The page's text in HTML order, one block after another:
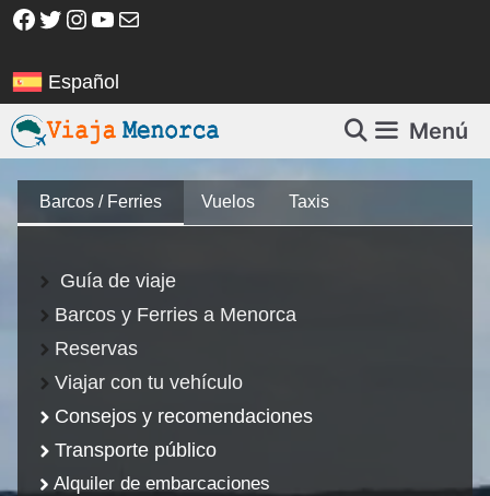
Saltar
Facebook
Twitter
Instagram
YouTube
Correo electrónico
Español
Menú
Barcos / Ferries Vuelos Taxis
Guía de viaje
Barcos y Ferries a Menorca
Reservas
Viajar con tu vehículo
Consejos y recomendaciones
Transporte público
Alquiler de embarcaciones